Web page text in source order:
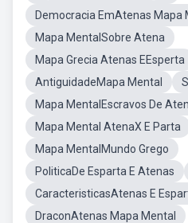
Democracia EmAtenas Mapa
Mapa MentalSobre Atena
Mapa Grecia Atenas EEsperta
AntiguidadeMapa Mental
Mapa MentalEscravos De
Mapa Mental AtenaX E Parta
Mapa MentalMundo Grego
PoliticaDe Esparta E Atenas
CaracteristicasAtenas E
DraconAtenas Mapa Mental